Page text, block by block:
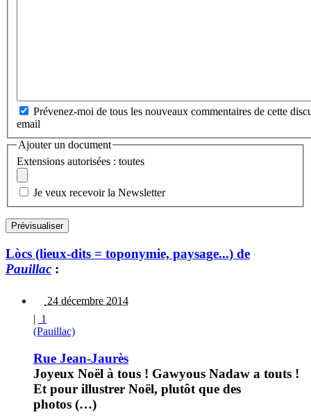
Prévenez-moi de tous les nouveaux commentaires de cette
email
Ajouter un document
Extensions autorisées : toutes
Je veux recevoir la Newsletter
Lòcs (lieux-dits = toponymie, paysage...) de
Pauillac :
24 décembre 2014
| 1
(Pauillac)
Rue Jean-Jaurès
Joyeux Noël à tous ! Gawyous Nadaw a touts !
Et pour illustrer Noël, plutôt que des
photos (…)